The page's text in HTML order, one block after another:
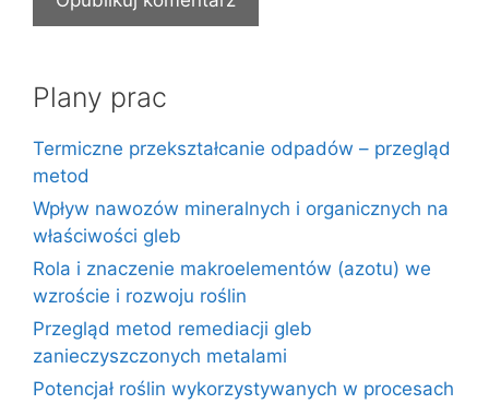
Plany prac
Termiczne przekształcanie odpadów – przegląd
metod
Wpływ nawozów mineralnych i organicznych na
właściwości gleb
Rola i znaczenie makroelementów (azotu) we
wzroście i rozwoju roślin
Przegląd metod remediacji gleb
zanieczyszczonych metalami
Potencjał roślin wykorzystywanych w procesach